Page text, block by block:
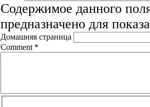
Содержимое данного
предназначено для
Домашняя страница
Comment *